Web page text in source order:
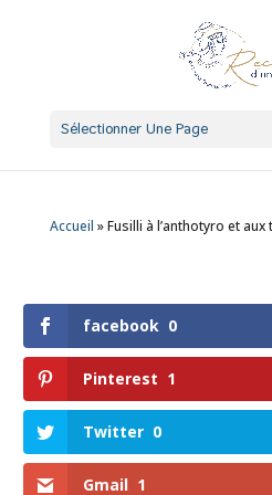
Sélectionner Une Page
Accueil »Fusilli à l’anthotyro et
facebook 0
Pinterest 1
Twitter 0
Gmail 1